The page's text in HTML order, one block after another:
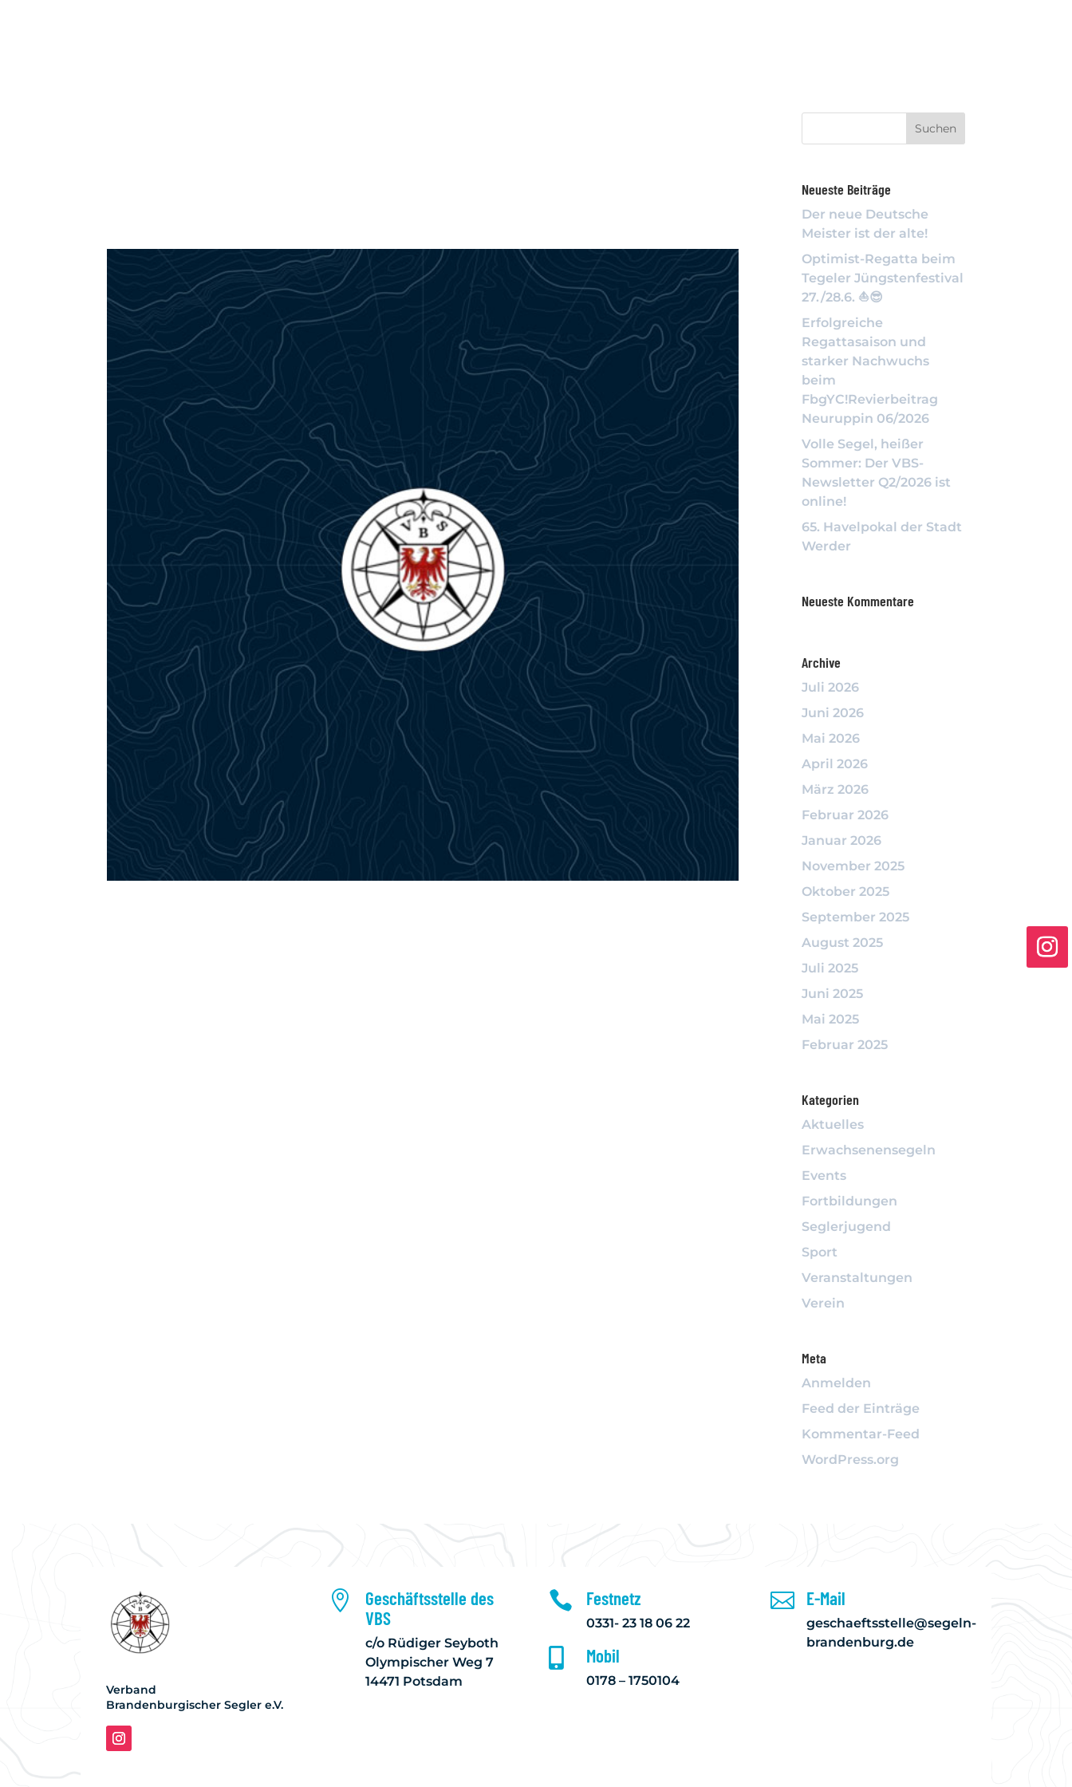
Neueste Beiträge
Der neue Deutsche
Meister ist der alte!
Optimist-Regatta beim
Tegeler Jüngstenfestival
27./28.6. ⛵️😎
Erfolgreiche
Regattasaison und
starker Nachwuchs
beim
FbgYC!Revierbeitrag
Neuruppin 06/2026
Volle Segel, heißer
Sommer: Der VBS-
Newsletter Q2/2026 ist
online!
65. Havelpokal der Stadt
Werder
Neueste Kommentare
Archive
Juli 2026
Juni 2026
Mai 2026
April 2026
März 2026
Februar 2026
Januar 2026
November 2025
Oktober 2025
September 2025
August 2025
Juli 2025
Juni 2025
Mai 2025
Februar 2025
Kategorien
Aktuelles
Erwachsenensegeln
Events
Fortbildungen
Seglerjugend
Sport
Veranstaltungen
Verein
Meta
Anmelden
Feed der Einträge
Kommentar-Feed
WordPress.org
Verband
Brandenburgischer Segler e.V.

Geschäftsstelle des
VBS
c/o Rüdiger Seyboth
Olympischer Weg 7
14471 Potsdam
 Festnetz
0331- 23 18 06 22
 Mobil
0178 – 1750104
 E-Mail
geschaeftsstelle@segeln-
brandenburg.de